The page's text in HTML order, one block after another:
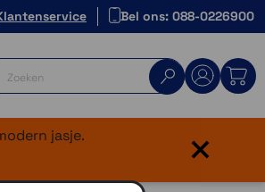
Bel ons: 088-0226900
jasje.
×